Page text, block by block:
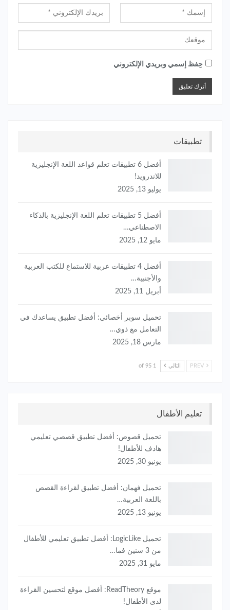
حِفظ إسمي وبريدي الإلكتروني
تطبيقات
أفضل 6 تطبيقات تعلم قواعد اللغة الإنجليزية
للاندرويد!
يوليو 13, 2025
أفضل 5 تطبيقات تعلم اللغة الإنجليزية بالذكاء
الاصطناعي…
مايو 12, 2025
أفضل 4 تطبيقات عربية للاستماع للكتب العربية
والأجنبية…
أبريل 11, 2025
تحميل سوبر أخصائي: أفضل تطبيق يساعدك في
التعامل مع ذوي…
مارس 18, 2025
التالي 1 of 95
تعليم الأطفال
تحميل قصوص: أفضل تطبيق قصصي تعليمي
هادف للأطفال!
يونيو 30, 2025
تحميل فهمان: أفضل تطبيق لقراءة القصص
باللغة العربية…
يونيو 13, 2025
تحميل LogicLike: أفضل تطبيق تعليمي للأطفال
من 3 سنين فما…
مايو 31, 2025
موقع ReadTheory: أفضل موقع لتحسين القراءة
لدى الأطفال!